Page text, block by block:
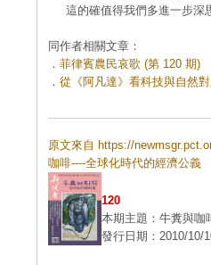
這的確值得我們多進一步深
同作者相關文章：
． 菲律賓農民哀歌 (第 120 期)
． 從《阿凡達》看科技與自然
原文來自 https://
咖啡----全球化時代的經濟公義
120
本期主題：牛糞與咖
發行日期：2010/10/